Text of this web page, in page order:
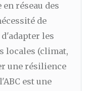
réseau des
de
les
locales (climat,
une résilience
est une